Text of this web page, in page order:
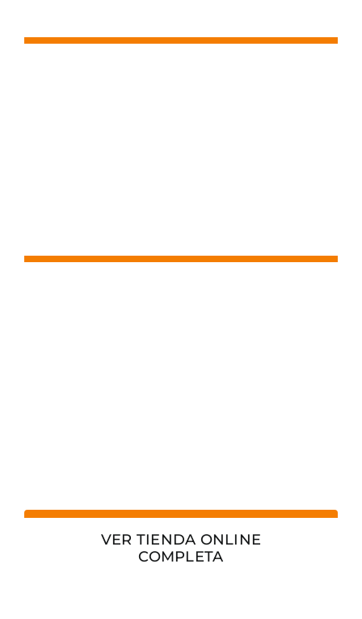
VER TIENDA ONLINE
COMPLETA